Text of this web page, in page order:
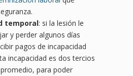
temporal: si la lesión le
y perder algunos días
pagos de incapacidad
incapacidad es dos tercios
para poder